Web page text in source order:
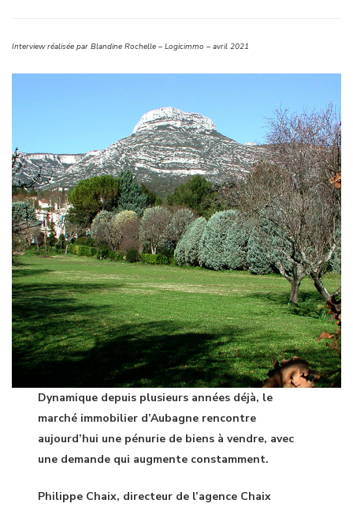
Interview réalisée par Blandine Rochelle – Logicimmo – avril 2021
Dynamique depuis plusieurs années déjà, le
marché immobilier d’Aubagne rencontre
aujourd’hui une pénurie de biens à vendre, avec
une demande qui augmente constamment.
Philippe Chaix, directeur de l’agence Chaix